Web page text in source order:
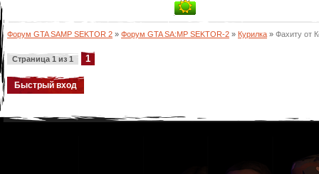
Форум GTA SAMP SEKTOR 2 » Форум GTA SA:MP SEKTOR-2 » Курилка » Фахиту от
Страница 1 из 1 1